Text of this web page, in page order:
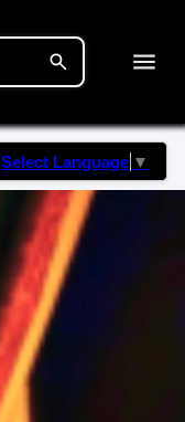
Select Language ▼